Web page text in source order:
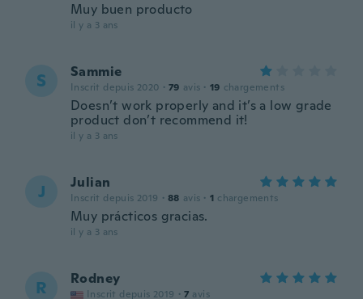
Muy buen producto
il y a 3 ans
S Sammie
Inscrit depuis 2020 · 79 avis · 19 chargements
Doesn’t work properly and it’s a low grade
product don’t recommend it!
il y a 3 ans
J Julian
Inscrit depuis 2019 · 88 avis · 1 chargements
Muy prácticos gracias.
il y a 3 ans
R Rodney
Inscrit depuis 2019 · 7 avis